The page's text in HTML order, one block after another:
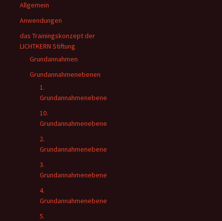
Allgemein
Anwendungen
das Trainingskonzept der
LICHTKERN Stiftung
Grundannahmen
Grundannahmenebenen
1.
Grundannahmenebene
10.
Grundannahmenebene
2.
Grundannahmenebene
3.
Grundannahmenebene
4.
Grundannahmenebene
5.